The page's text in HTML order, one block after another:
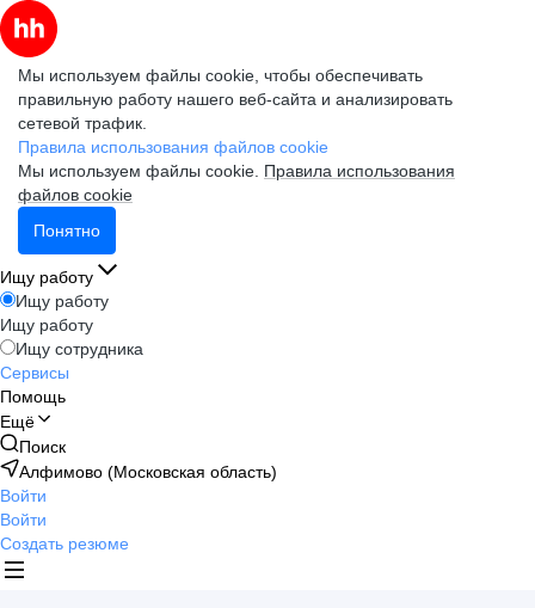
Мы используем файлы cookie, чтобы обеспечивать
правильную работу нашего веб-сайта и анализировать
сетевой трафик.
Правила использования файлов cookie
Мы используем файлы cookie. Правила использования
файлов cookie
Понятно
Ищу работу
Ищу работу
Ищу работу
Ищу сотрудника
Сервисы
Помощь
Ещё
Поиск
Алфимово (Московская область)
Войти
Войти
Создать резюме